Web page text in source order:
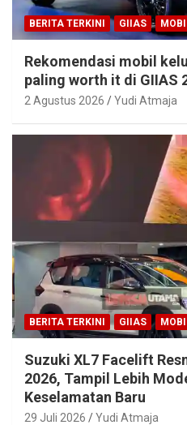
BERITA TERKINI GIIAS
Rekomendasi mobil
paling worth it di GIIAS
2 Agustus 2026 Yudi Atmaja
BERITA TERKINI GIIAS
Suzuki XL7 Facelift
2026, Tampil Lebih
Keselamatan Baru
29 Juli 2026 Yudi Atmaja